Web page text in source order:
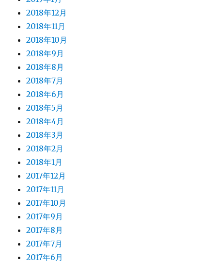
2018年12月
2018年11月
2018年10月
2018年9月
2018年8月
2018年7月
2018年6月
2018年5月
2018年4月
2018年3月
2018年2月
2018年1月
2017年12月
2017年11月
2017年10月
2017年9月
2017年8月
2017年7月
2017年6月